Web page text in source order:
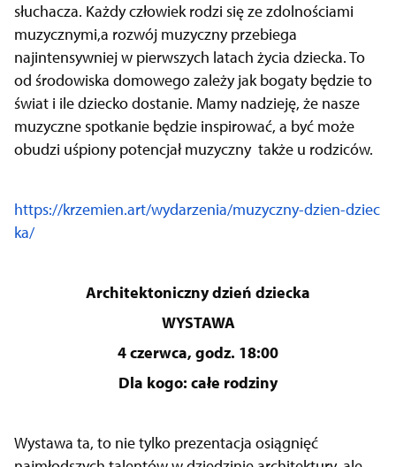
słuchacza. Każdy człowiek rodzi się ze zdolnościami
muzycznymi,a rozwój muzyczny przebiega
najintensywniej w pierwszych latach życia dziecka. To
od środowiska domowego zależy jak bogaty będzie to
świat i ile dziecko dostanie. Mamy nadzieję, że nasze
muzyczne spotkanie będzie inspirować, a być może
obudzi uśpiony potencjał muzyczny także u rodziców.
https://krzemien.art/wydarzenia/muzyczny-dzien-dziec
ka/
Architektoniczny dzień dziecka
WYSTAWA
4 czerwca, godz. 18:00
Dla kogo: całe rodziny
Wystawa ta, to nie tylko prezentacja osiągnięć